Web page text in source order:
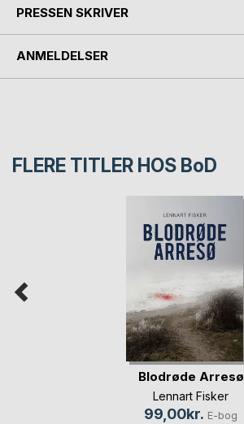
PRESSEN SKRIVER
ANMELDELSER
FLERE TITLER HOS BoD
Blodrøde Arresø
Lennart Fisker
99,00kr. E-bog